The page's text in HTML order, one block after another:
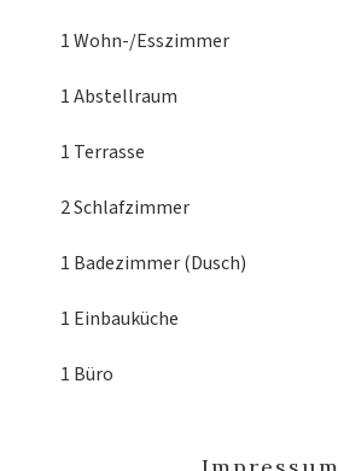
1 Wohn-/Esszimmer
1 Abstellraum
1 Terrasse
2 Schlafzimmer
1 Badezimmer (Dusch)
1 Einbauküche
1 Büro